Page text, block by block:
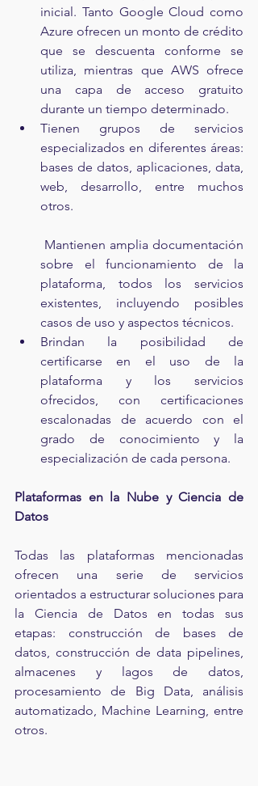
inicial. Tanto Google Cloud como
Azure ofrecen un monto de crédito
que se descuenta conforme se
utiliza, mientras que AWS ofrece
una capa de acceso gratuito
durante un tiempo determinado.
Tienen grupos de servicios
especializados en diferentes áreas:
bases de datos, aplicaciones, data,
web, desarrollo, entre muchos
otros.
sobre el funcionamiento de la
plataforma, todos los servicios
existentes, incluyendo posibles
casos de uso y aspectos técnicos.
Brindan la posibilidad de
certificarse en el uso de la
plataforma y los servicios
ofrecidos, con certificaciones
escalonadas de acuerdo con el
grado de conocimiento y la
especialización de cada persona.
Plataformas en la Nube y Ciencia de
Datos
Todas las plataformas mencionadas
ofrecen una serie de servicios
orientados a estructurar soluciones para
la Ciencia de Datos en todas sus
etapas: construcción de bases de
datos, construcción de data pipelines,
almacenes y lagos de datos,
procesamiento de Big Data, análisis
automatizado, Machine Learning, entre
otros.